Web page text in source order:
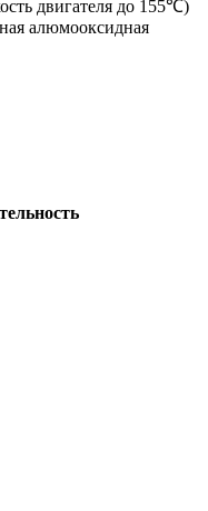
двигателя до 155℃)
алюмооксидная